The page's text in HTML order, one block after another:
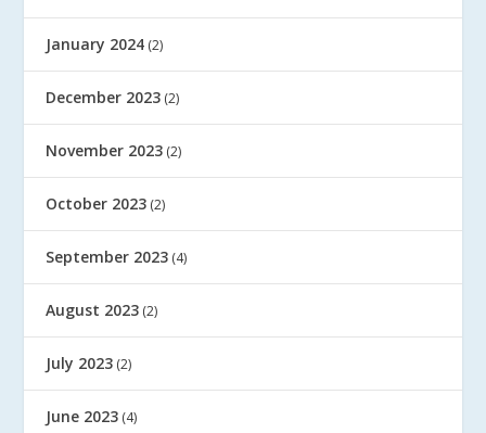
January 2024 (2)
December 2023 (2)
November 2023 (2)
October 2023 (2)
September 2023 (4)
August 2023 (2)
July 2023 (2)
June 2023 (4)